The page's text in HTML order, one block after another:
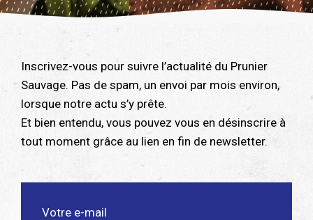
Inscrivez-vous pour suivre l’actualité du Prunier
Sauvage. Pas de spam, un envoi par mois environ,
lorsque notre actu s’y prête.
Et bien entendu, vous pouvez vous en désinscrire à
tout moment grâce au lien en fin de newsletter.
Votre e-mail